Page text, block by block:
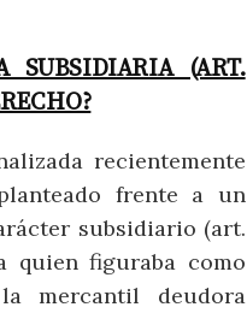
SUBSIDIARIA (ART.
recientemente
frente a un
subsidiario (art.
quien figuraba como
mercantil deudora